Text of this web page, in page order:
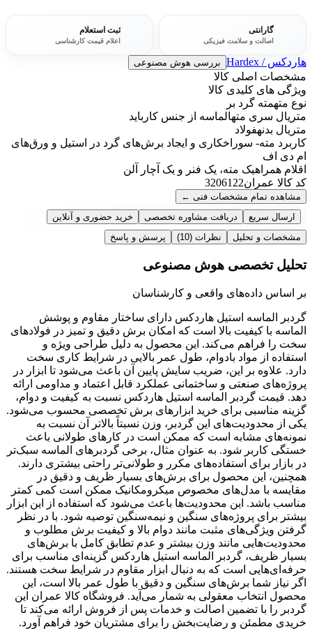
گارانتی
اصالت و سلامت فیزیکی
ثبت استعلام
اعلام قیمت کارشناسی
هاردکس / Hardex بررسی هوش مصنوعی
مشخصات اصلی کالا
ویژگی های کلیدی کالا
نوع متهمته گرد بر
متریال سری متهالماسه از جنس کارباید
متریال بدنهفولاد
کاربرد مته- سوراخکاری و ایجاد برش‌های گرد در استیل و ورق‌های
ام دی اف
اقلام همراهیک مته، یک فنر و یک آچار آلن
کد کالا عمران3206122
مشاهده تمام مشخصات فنی ←
ارسال سریع
دریافت مشاوره تخصصی
خرید حضوری و آنلاین
مشخصات و تحلیل
نظرات (10) پرسش و پاسخ
تحلیل تخصصی هوش مصنوعی
بر اساس داده‌های واقعی و کارشناسان
گردبر الماسه استیل هاردکس دارای ساختار مقاوم و پوشش
الماسه با کیفیت بالا است که امکان برش دقیق و تمیز در فولادهای
سخت را فراهم می‌کند. این محصول به دلیل طراحی ویژه و
استفاده از مواد بادوام، طول عمر بالایی در شرایط کاری سخت
دارد. علاوه بر این، ضریب سایش پایین آن باعث می‌شود تا ابزار در
پروژه‌های صنعتی و ساختمانی عملکرد قابل اعتماد و مداومی ارائه
دهد. قیمت گردبر الماسه استیل هاردکس نسبت به کیفیت و دوام،
گزینه مناسبی برای خرید ابزارهای برش تخصصی محسوب می‌شود.
یکی از محدودیت‌های این گردبر، وزن نسبتاً بالاتر آن نسبت به
نمونه‌های مشابه است که ممکن است در کارهای طولانی باعث
خستگی کاربر شود. به عنوان مثال، برخی گردبرهای الماسه سبک‌تر
در بازار برای استفاده‌های مکرر و طولانی‌تر راحتی بیشتری دارند.
همچنین، این محصول برای برش‌های بسیار ظریف و دقیق در
مقایسه با مدل‌های مخصوص میکرومکانیک ممکن است کمی کمتر
مناسب باشد. این محدودیت‌ها باعث می‌شود که استفاده از این ابزار
بیشتر برای پروژه‌های سنگین و نیمه‌سنگین توصیه شود. با در نظر
گرفتن ویژگی‌های مثبت مانند دوام بالا و کیفیت برش مطلوب و
محدودیت‌هایی مانند وزن بیشتر و عدم تطابق کامل با برش‌های
بسیار ظریف، گردبر الماسه استیل هاردکس گزینه‌ای مناسب برای
حرفه‌ای‌هایی است که به دنبال ابزار مقاوم در شرایط سخت هستند.
اگر نیاز شما برش‌های سنگین و دقیق با طول عمر بالا است، این
محصول انتخاب معقولی به شمار می‌آید. فروشگاه کالا عمران این
گردبر را با تضمین اصالت و خدمات پس از فروش ارائه می‌کند تا
خریدی مطمئن و رضایت‌بخش را برای مشتریان خود فراهم آورد.